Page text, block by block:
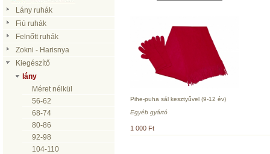
Lány ruhák
Fiú ruhák
Felnőtt ruhák
Zokni - Harisnya
Kiegészítő
lány
Méret nélkül
56-62
68-74
80-86
92-98
104-110
Pihe-puha sál kesztyűvel (9-12 év)
Egyéb gyártó
1 000 Ft